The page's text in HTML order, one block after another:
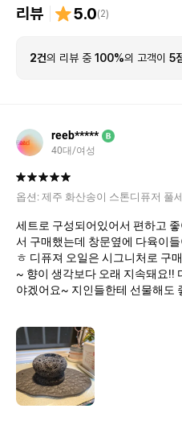
리뷰 5.0(2)
2건의 리뷰 중 100%의 고객이 5
reeb***** B
40대/여성
옵션: 제주 화산송이 스톤디퓨저 풀
세트로 구성되어있어서 편하고
서 구매했는데 창문옆에 다육이
ㅎ 디퓨져 오일은 시그니처로 구
~ 향이 생각보다 오래 지속돼요!!
야겠어요~ 지인들한테 선물해도